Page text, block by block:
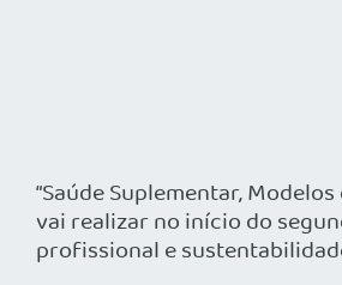
“Saúde Suplementar,
vai realizar no início do
profissional e